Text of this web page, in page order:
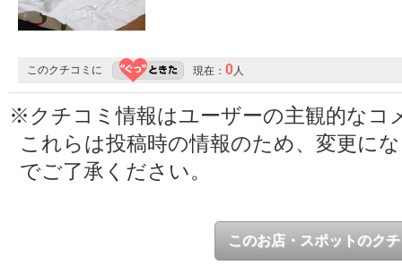
このクチコミに 現在： 0 人
※クチコミ情報はユーザーの主観的なコ
これらは投稿時の情報のため、変更に
でご了承ください。
このお店・スポットのク